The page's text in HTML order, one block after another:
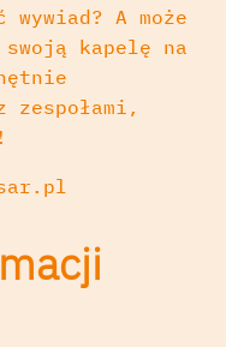
wywiad? A może
swoją kapelę na
zespołami,